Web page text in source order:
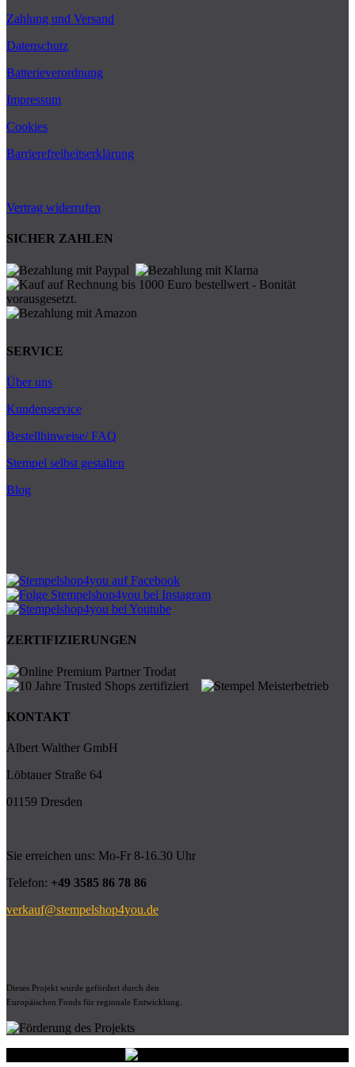
Zahlung und Versand
Datenschutz
Batterieverordnung
Impressum
Cookies
Barrierefreiheitserklärung
Vertrag widerrufen
SICHER ZAHLEN
SERVICE
Über uns
Kundenservice
Bestellhinweise/ FAQ
Stempel selbst gestalten
Blog
ZERTIFIZIERUNGEN
KONTAKT
Albert Walther GmbH
Löbtauer Straße 64
01159 Dresden
Sie erreichen uns: Mo-Fr 8-16.30 Uhr
Telefon: +49 3585 86 78 86
verkauf@stempelshop4you.de
Dieses Projekt wurde gefördert durch den
Europäischen Fonds für regionale Entwicklung.